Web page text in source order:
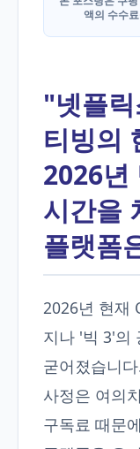
액의 수수
"넷플
티빙의
2026년
시간을
플랫폼
2026년 현재
지나 '빅 3'의
굳어졌습니
사정은 여의
구독료 때문